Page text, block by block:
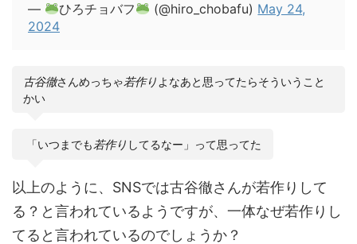
— ひろチョバフ (@hiro_chobafu) May 24,
2024
古谷徹さんめっちゃ若作り よなあと思ってたらそういうこと
かい
「いつまでも若作り してるなー」って思ってた
以上のように、SNSでは古谷徹さんが若作りして
る？と言われているようですが、一体なぜ若作りし
てると言われているのでしょうか？